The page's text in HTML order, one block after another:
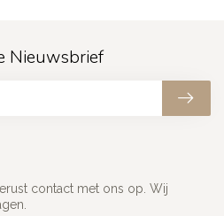
contact met ons op. Wij
Nieuwsbrief